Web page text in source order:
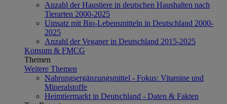
Anzahl der Haustiere in deutschen Haushalten nach
Tierarten 2000-2025
Umsatz mit Bio-Lebensmitteln in Deutschland 2000-
2025
Anzahl der Veganer in Deutschland 2015-2025
Konsum & FMCG
Themen
Weitere Themen
Nahrungsergänzungsmittel - Fokus: Vitamine und
Mineralstoffe
Heimtiermarkt in Deutschland - Daten & Fakten